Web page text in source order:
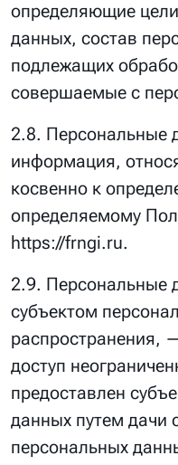
определяющие
данных, состав
подлежащих
совершаемые с
2.8.
информация,
косвенно к
определяемому
https://frngi.ru.
2.9. Персональные
субъектом
распространения,
доступ
предоставлен
данных путем дачи
персональных